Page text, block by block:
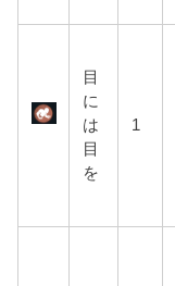
目
に
は
目
を
1